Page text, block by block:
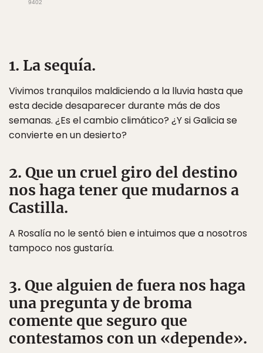
9402
1. La sequía.
Vivimos tranquilos maldiciendo a la lluvia hasta que
esta decide desaparecer durante más de dos
semanas. ¿Es el cambio climático? ¿Y si Galicia se
convierte en un desierto?
2. Que un cruel giro del destino
nos haga tener que mudarnos a
Castilla.
A Rosalía no le sentó bien e intuimos que a nosotros
tampoco nos gustaría.
3. Que alguien de fuera nos haga
una pregunta y de broma
comente que seguro que
contestamos con un «depende».